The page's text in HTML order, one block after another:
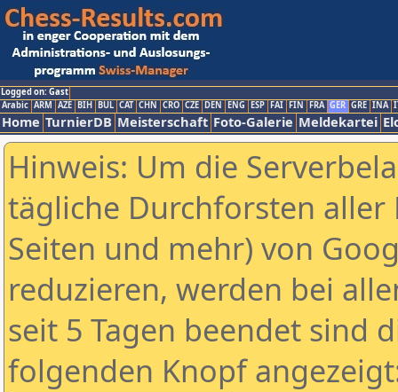
Logged on: Gast
Arabic ARM AZE BIH BUL CAT CHN CRO CZE DEN ENG ESP FAI FIN FRA GER GRE INA
Home TurnierDB Meisterschaft Foto-Galerie Meldekartei
Hinweis: Um die
tägliche Durchforsten aller
Seiten und mehr) von
reduzieren, werden bei
seit 5 Tagen beendet sind
folgenden Knopf